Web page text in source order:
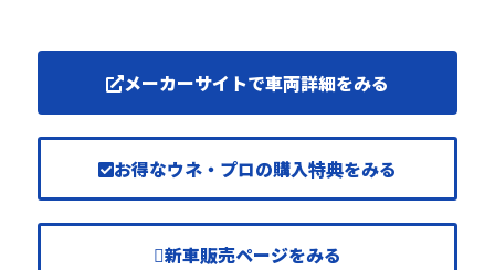
メーカーサイトで車両詳細をみる
お得なウネ・プロの購入特典をみる
新車販売ページをみる